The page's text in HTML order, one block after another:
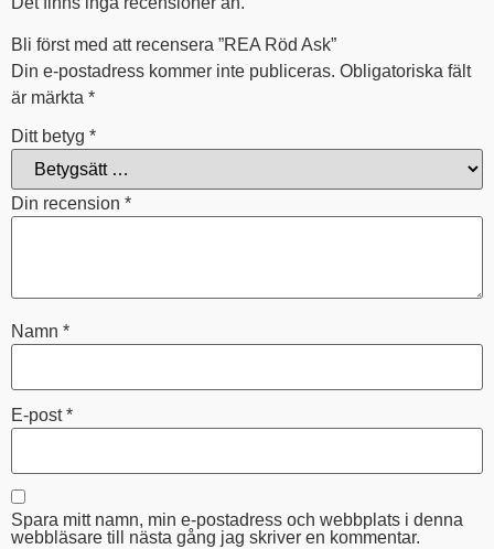
Bli först med att recensera ”REA Röd Ask”
Din e-postadress kommer inte publiceras. Obligatoriska fält
är märkta *
Ditt betyg *
Din recension *
Namn *
E-post*
Spara mitt namn, min e-postadress och webbplats i denna
webbläsare till nästa gång jag skriver en kommentar.